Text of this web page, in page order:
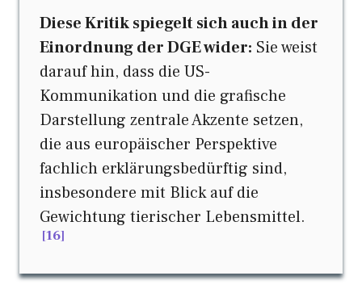
Diese Kritik spiegelt sich auch in der
Einordnung der DGE wider: Sie weist
darauf hin, dass die US-
Kommunikation und die grafische
Darstellung zentrale Akzente setzen,
die aus europäischer Perspektive
fachlich erklärungsbedürftig sind,
insbesondere mit Blick auf die
Gewichtung tierischer Lebensmittel.
16